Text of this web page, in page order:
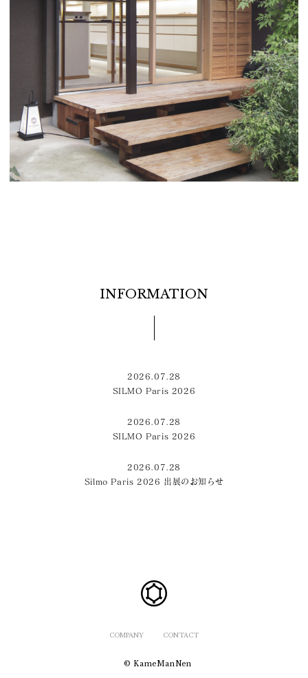
INFORMATION
2026.07.28
SILMO Paris 2026
2026.07.28
SILMO Paris 2026
2026.07.28
Silmo Paris 2026 出展のお知らせ
COMPANY CONTACT
© KameManNen